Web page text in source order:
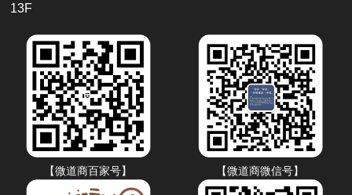
13F
【微道商百家号】 【微道商微信号】